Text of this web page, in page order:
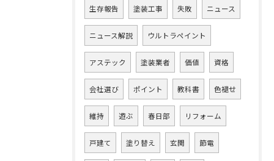
生存報告 塗装工事 失敗 ニュース
ニュース解説 ウルトラペイント
アステック 塗装業者 価値 資格
会社選び ポイント 教科書 色褪せ
維持 遊ぶ 春日部 リフォーム
戸建て 塗り替え 玄関 節電